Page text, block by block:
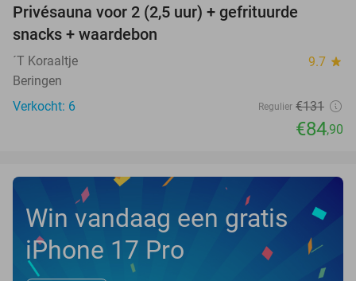
TODAY
Privésauna voor 2 (2,5 uur) + gefrituurde
snacks + waardebon
´T Koraaltje 9.7 star
Beringen
Verkocht: 6
Regulier €131
€84,90
Win vandaag een gratis
iPhone 17 Pro